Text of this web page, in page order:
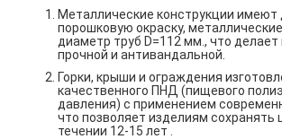
Металлические конструкции имеют
порошковую окраску,
диаметр труб D=112 мм., что
прочной и антивандальной.
Горки, крыши и ограждения
качественного ПНД (пищевого
давления) с применением
что позволяет изделиям сохранять
течении 12-15 лет .